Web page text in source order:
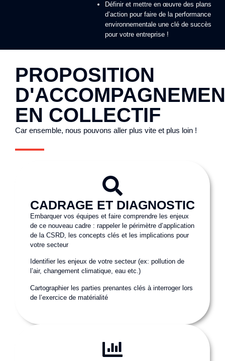
Définir et mettre en œuvre des plans
d’action pour faire de la performance
environnementale une clé de succès
pour votre entreprise !
PROPOSITION
EN COLLECTIF
Car ensemble, nous pouvons aller plus vite et plus loin !
CADRAGE ET DIAGNOSTIC
Embarquer vos équipes et faire comprendre les enjeux
de ce nouveau cadre : rappeler le périmètre d’application
de la CSRD, les concepts clés et les implications pour
votre secteur
Identifier les enjeux de votre secteur (ex: pollution de
l’air, changement climatique, eau etc.)
Cartographier les parties prenantes clés à interroger lors
de l’exercice de matérialité